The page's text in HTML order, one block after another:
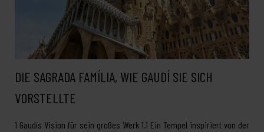
DIE SAGRADA FAMÍLIA, WIE GAUDÍ SIE SICH
VORSTELLTE
1 Gaudís Vision für sein großes Werk 1.1 Ein Tempel inspiriert von der